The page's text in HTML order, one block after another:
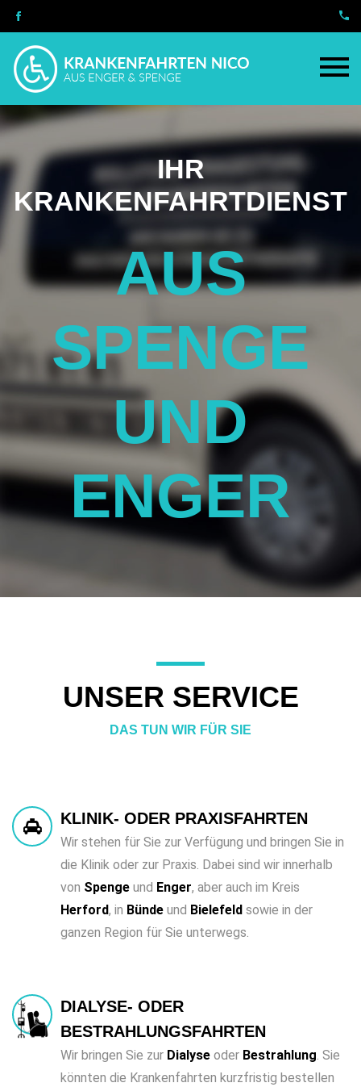
IHR
KRANKENFAHRTDIENST
AUS
SPENGE
UND
ENGER
UNSER SERVICE
DAS TUN WIR FÜR SIE
KLINIK- ODER PRAXISFAHRTEN
Wir stehen für Sie zur Verfügung und bringen Sie in
die Klinik oder zur Praxis. Dabei sind wir innerhalb
von Spenge und Enger, aber auch im Kreis
Herford, in Bünde und Bielefeld sowie in der
ganzen Region für Sie unterwegs.
DIALYSE- ODER
BESTRAHLUNGSFAHRTEN
Wir bringen Sie zur Dialyse oder Bestrahlung. Sie
könnten die Krankenfahrten kurzfristig bestellen